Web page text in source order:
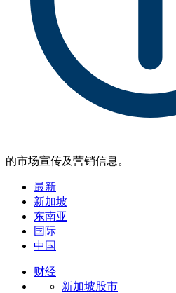
的市场宣传及营销信息。
最新
新加坡
东南亚
国际
中国
财经
新加坡股市